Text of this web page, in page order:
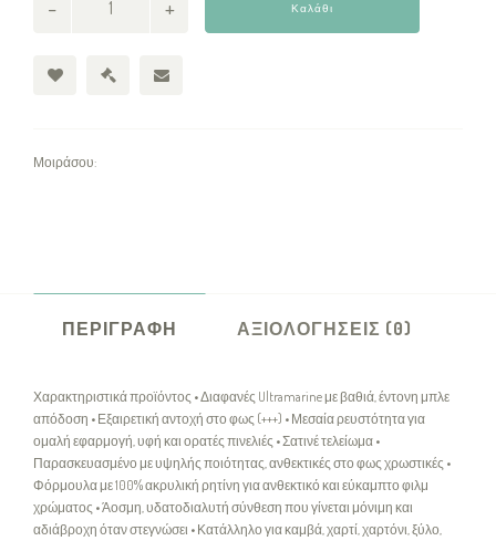
Καλάθι
Μοιράσου:
ΠΕΡΙΓΡΑΦΉ ΑΞΙΟΛΟΓΉΣΕΙΣ (0)
Χαρακτηριστικά προϊόντος • Διαφανές Ultramarine με βαθιά, έντονη μπλε
απόδοση • Εξαιρετική αντοχή στο φως (+++) • Μεσαία ρευστότητα για
ομαλή εφαρμογή, υφή και ορατές πινελιές • Σατινέ τελείωμα •
Παρασκευασμένο με υψηλής ποιότητας, ανθεκτικές στο φως χρωστικές •
Φόρμουλα με 100% ακρυλική ρητίνη για ανθεκτικό και εύκαμπτο φιλμ
χρώματος • Άοσμη, υδατοδιαλυτή σύνθεση που γίνεται μόνιμη και
αδιάβροχη όταν στεγνώσει • Κατάλληλο για καμβά, χαρτί, χαρτόνι, ξύλο,